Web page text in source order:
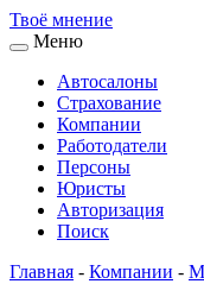
Твоё мнение
Меню
Автосалоны
Страхование
Компании
Работодатели
Персоны
Юристы
Авторизация
Поиск
Главная - Компании -